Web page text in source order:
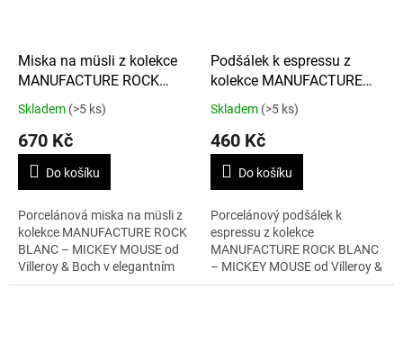
Miska na müsli z kolekce
MANUFACTURE ROCK
BLANC – MICKEY MOUSE
Skladem (>5 ks)
670 Kč
Do košíku
Porcelánová miska na müsli z
kolekce MANUFACTURE ROCK
BLANC – MICKEY MOUSE od
Villeroy & Boch v elegantním
bílém provedení. Miska o
Podšálek k espressu z
kolekce MANUFACTURE
ROCK BLANC – MICKEY
MOUSE 12,1 cm
Skladem (>5 ks)
460 Kč
Do košíku
Porcelánový podšálek k
espressu z kolekce
MANUFACTURE ROCK BLANC
– MICKEY MOUSE od Villeroy &
Boch v elegantním bílém